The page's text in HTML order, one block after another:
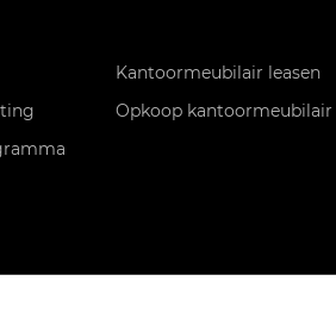
Kantoormeubilair leasen
Opkoop kantoormeubilair